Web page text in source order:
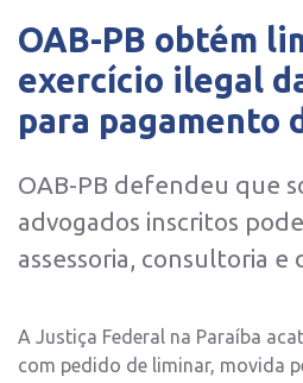
OAB-PB obtém
exercício ilegal
para pagamento
OAB-PB defendeu que
advogados inscritos
assessoria, consultoria e
A Justiça Federal na Paraíba
com pedido de liminar, movida